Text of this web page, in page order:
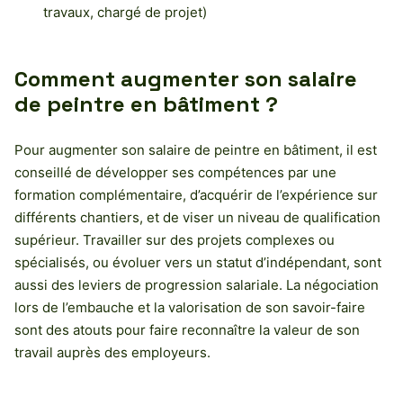
travaux, chargé de projet)
Comment augmenter son salaire
de peintre en bâtiment ?
Pour augmenter son salaire de peintre en bâtiment, il est
conseillé de développer ses compétences par une
formation complémentaire, d’acquérir de l’expérience sur
différents chantiers, et de viser un niveau de qualification
supérieur. Travailler sur des projets complexes ou
spécialisés, ou évoluer vers un statut d’indépendant, sont
aussi des leviers de progression salariale. La négociation
lors de l’embauche et la valorisation de son savoir-faire
sont des atouts pour faire reconnaître la valeur de son
travail auprès des employeurs.